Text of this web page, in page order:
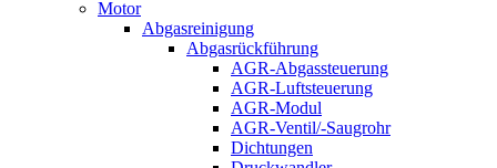
Motor
Abgasreinigung
Abgasrückführung
AGR-Abgassteuerung
AGR-Luftsteuerung
AGR-Modul
AGR-Ventil/-Saugrohr
Dichtungen